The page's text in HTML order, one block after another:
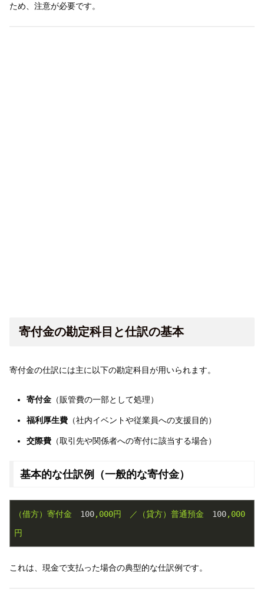
ため、注意が必要です。
寄付金の勘定科目と仕訳の基本
寄付金の仕訳には主に以下の勘定科目が用いられます。
寄付金（販管費の一部として処理）
福利厚生費（社内イベントや従業員への支援目的）
交際費（取引先や関係者への寄付に該当する場合）
基本的な仕訳例（一般的な寄付金）
（借方）寄付金 100,000円 ／（貸方）普通預金 100,000
円
これは、現金で支払った場合の典型的な仕訳例です。